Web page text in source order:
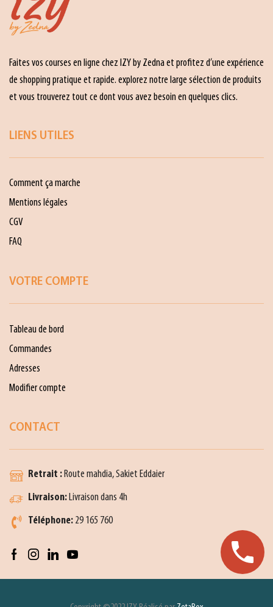
Faites vos courses en ligne chez IZY by Zedna et profitez d’une expérience
de shopping pratique et rapide. explorez notre large sélection de produits
et vous trouverez tout ce dont vous avez besoin en quelques clics.
LIENS UTILES
Comment ça marche
Mentions légales
CGV
FAQ
VOTRE COMPTE
Tableau de bord
Commandes
Adresses
Modifier compte
CONTACT
Retrait :Route mahdia, Sakiet Eddaier
Livraison:Livraison dans 4h
Téléphone: 29 165 760